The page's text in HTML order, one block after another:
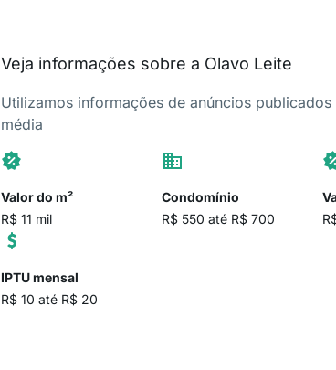
Veja informações sobre a Olavo Leite
Utilizamos informações de anúncios
média
Valor do m²
R$ 11 mil
Condomínio
R$ 550 até R$ 700
IPTU mensal
R$ 10 até R$ 20